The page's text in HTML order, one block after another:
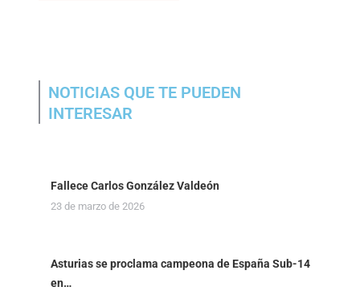
NOTICIAS QUE TE PUEDEN
INTERESAR
Fallece Carlos González Valdeón
23 de marzo de 2026
Asturias se proclama campeona de España Sub-14
en…